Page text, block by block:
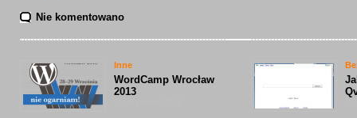
Nie komentowano
Inne
WordCamp Wrocław
2013